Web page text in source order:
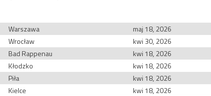
Warszawa
maj 18, 2026
Wrocław
kwi 30, 2026
Bad Rappenau
kwi 18, 2026
Kłodzko
kwi 18, 2026
Piła
kwi 18, 2026
Kielce
kwi 18, 2026